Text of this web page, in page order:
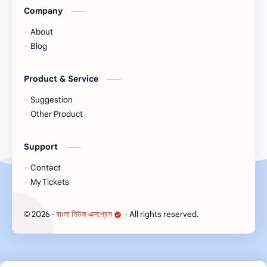
Company
About
Blog
Product & Service
Suggestion
Other Product
Support
Contact
My Tickets
© 2026 ‧ বাংলা নিউজ এক্সপ্রেস ‧ All rights reserved.